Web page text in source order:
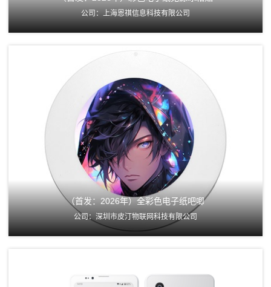
公司：上海恩祺信息科技有限公司
（首发：2026年）全彩色电子纸吧唧
公司：深圳市皮汀物联网科技有限公司